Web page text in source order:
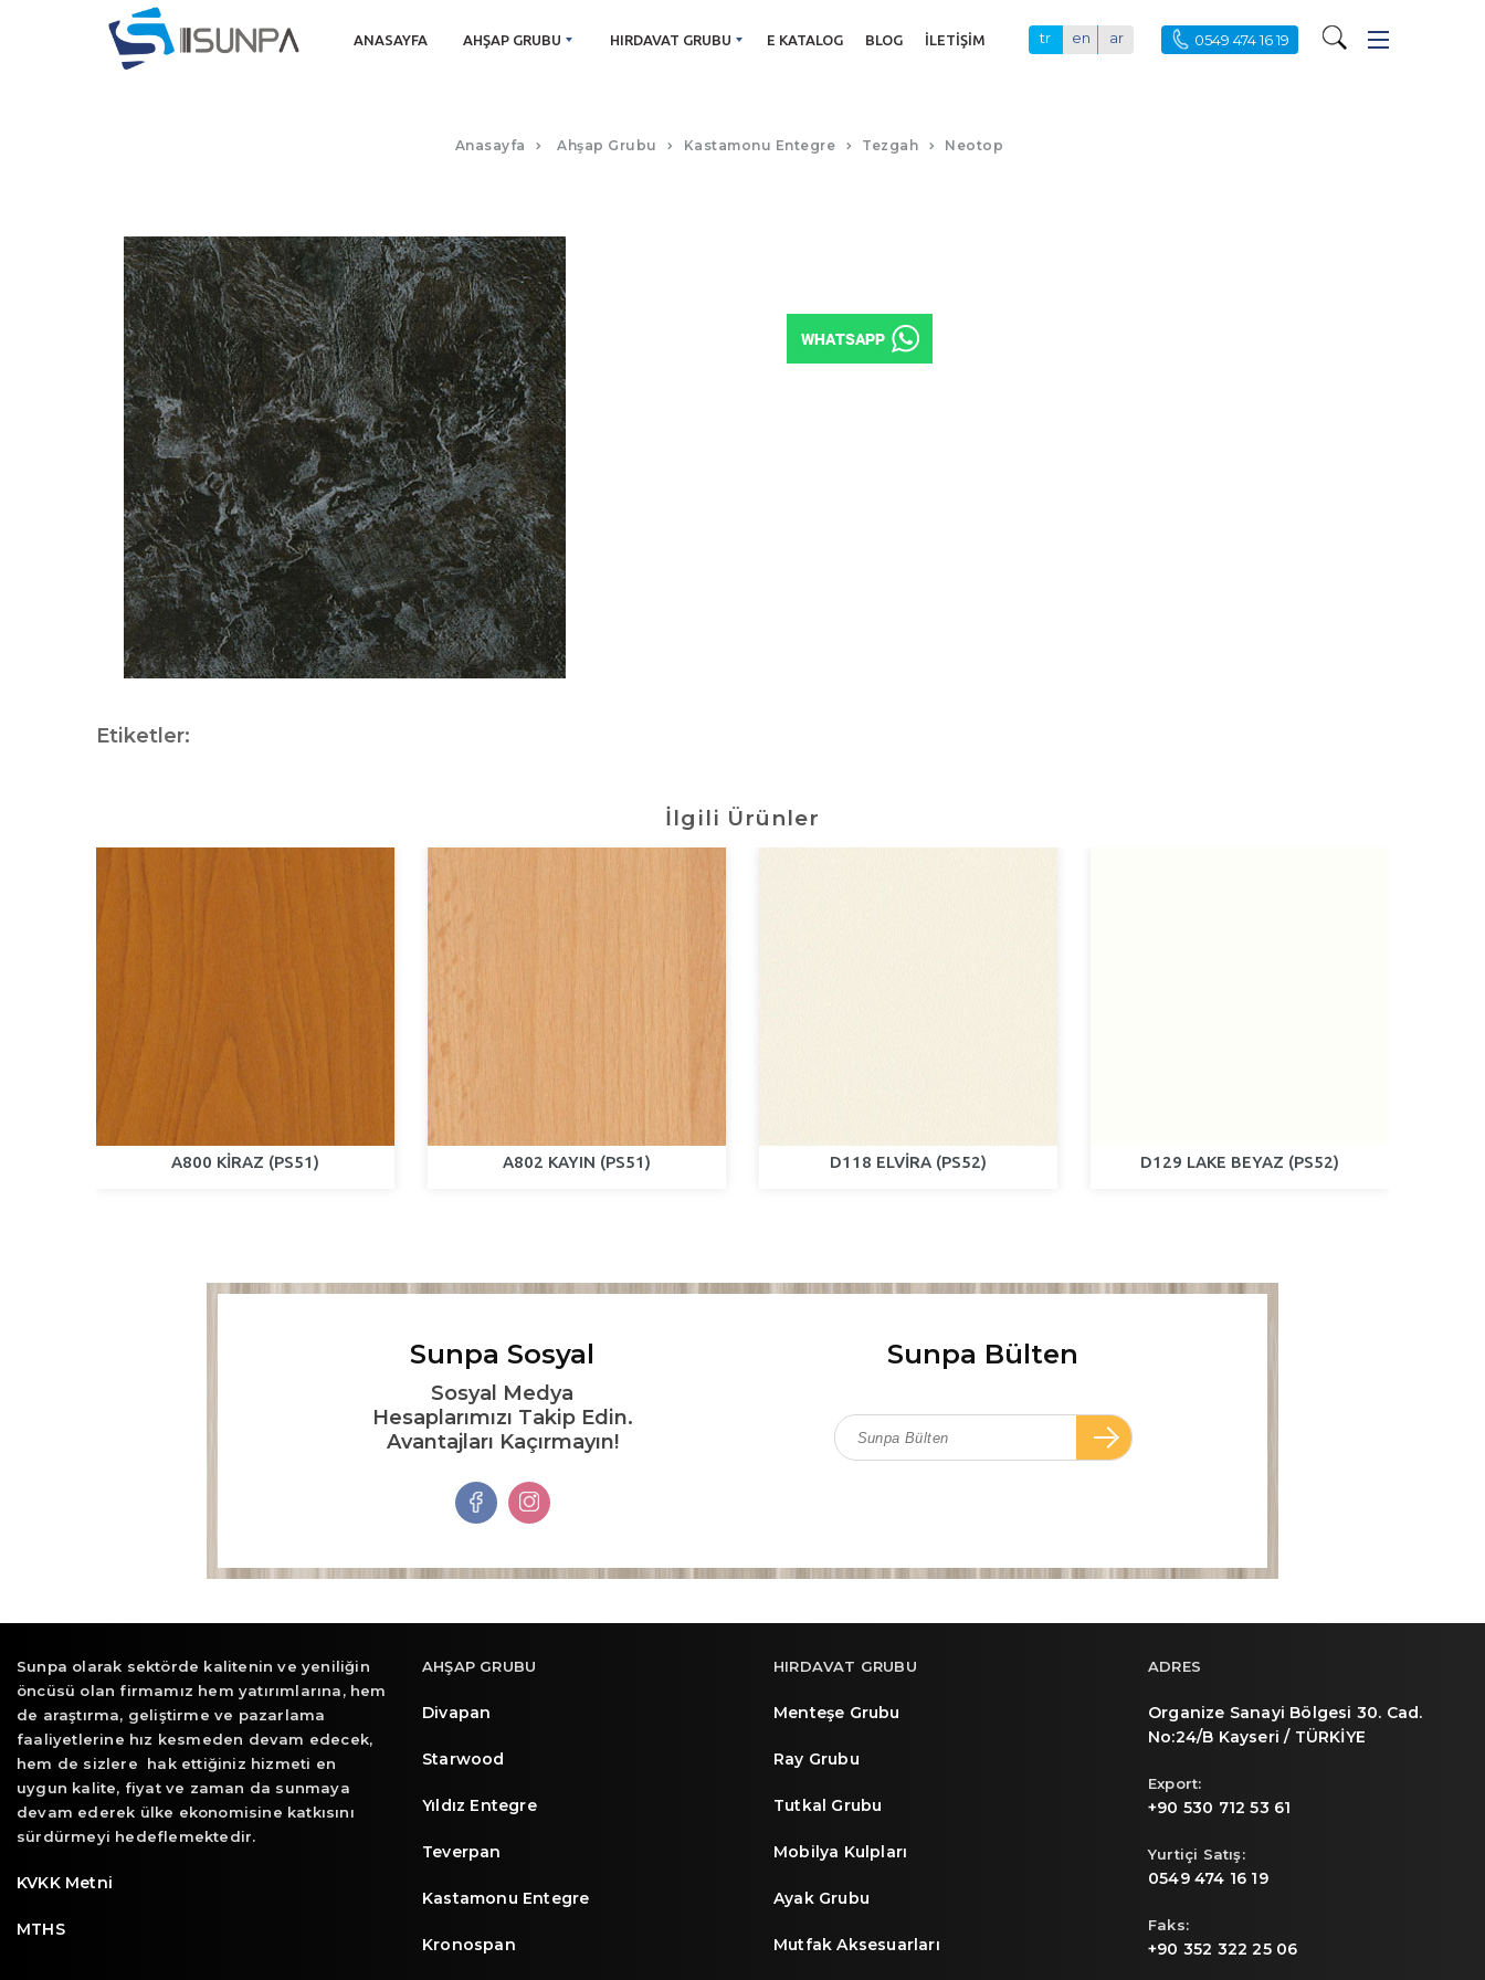
ANASAYFA AHŞAP GRUBU HIRDAVAT GRUBU E KATALOG BLOG İLETIŞIM tr en ar 0549 474 16 19
Anasayfa Ahşap Grubu Kastamonu Entegre Tezgah Neotop
Etiketler:
İlgili Ürünler
A800 KİRAZ (PS51) A802 KAYIN (PS51) D118 ELVİRA (PS52) D129 LAKE BEYAZ (PS52)
Sunpa Sosyal
Sosyal Medya
Hesaplarımızı Takip Edin.
Avantajları Kaçırmayın!
Sunpa Bülten
Sunpa olarak sektörde kalitenin ve yeniliğin
öncüsü olan firmamız hem yatırımlarına, hem
de araştırma, geliştirme ve pazarlama
faaliyetlerine hız kesmeden devam edecek,
hem de sizlere hak ettiğiniz hizmeti en
uygun kalite, fiyat ve zaman da sunmaya
devam ederek ülke ekonomisine katkısını
sürdürmeyi hedeflemektedir.
KVKK Metni
MTHS
AHŞAP GRUBU
Divapan
Starwood
Yıldız Entegre
Teverpan
Kastamonu Entegre
Kronospan
HIRDAVAT GRUBU
Menteşe Grubu
Ray Grubu
Tutkal Grubu
Mobilya Kulpları
Ayak Grubu
Mutfak Aksesuarları
ADRES
Organize Sanayi Bölgesi 30. Cad.
No:24/B Kayseri / TÜRKİYE
Export:
+90 530 712 53 61
Yurtiçi Satış:
0549 474 16 19
Faks:
+90 352 322 25 06